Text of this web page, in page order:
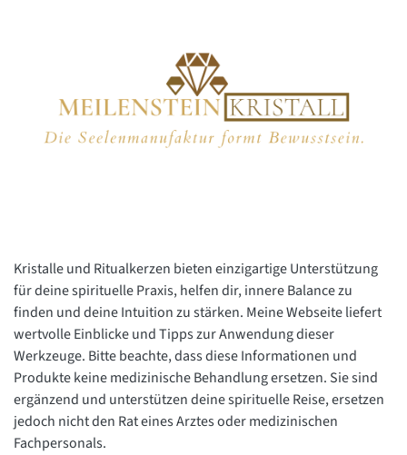
Kristalle und Ritualkerzen bieten einzigartige Unterstützung
für deine spirituelle Praxis, helfen dir, innere Balance zu
finden und deine Intuition zu stärken. Meine Webseite liefert
wertvolle Einblicke und Tipps zur Anwendung dieser
Werkzeuge. Bitte beachte, dass diese Informationen und
Produkte keine medizinische Behandlung ersetzen. Sie sind
ergänzend und unterstützen deine spirituelle Reise, ersetzen
jedoch nicht den Rat eines Arztes oder medizinischen
Fachpersonals.